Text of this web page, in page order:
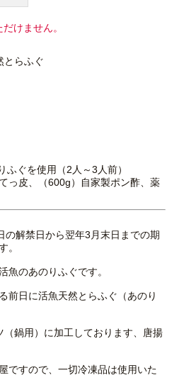
けません。
とらふぐ
ふぐを使用（2人～3人前）
っ皮、（600g）自家製ポン酢、薬
の解禁日から翌年3月末日までの期
。
魚のあのりふぐです。
前日に活魚天然とらふぐ（あのり
（鍋用）に加工しております、唐揚
ですので、一切冷凍品は使用いた